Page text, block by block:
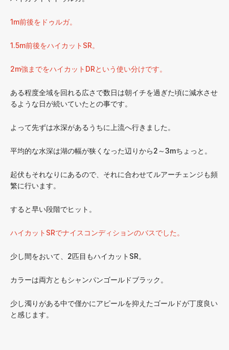
1m前後をドゥルガ。
1.5m前後をハイカットSR。
2m強までをハイカットDRという使い分けです。
ある程度全域を回れる広さで数日は朝イチを過ぎた頃に減水させ
るような日が続いていたとの事です。
よって先ずは水深があるうちに上流へ行きました。
平均的な水深は湖の幅が狭くなった辺りから2～3mちょっと。
起伏もそれなりにあるので、それに合わせてルアーチェンジも頻
繁に行います。
すると早い段階でヒット。
ハイカットSRでナイスコンディションのバスでした。
少し間をおいて、2匹目もハイカットSR。
カラーは両方ともシャンパンゴールドブラック。
少し濁りがある中で僅かにアピールを抑えたゴールドが丁度良い
と感じます。